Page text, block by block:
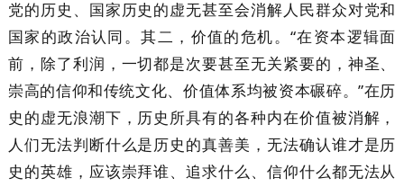
党的历史、国家历史的虚无甚至会消解人民群众对党和
国家的政治认同。其二，价值的危机。“在资本逻辑面
前，除了利润，一切都是次要甚至无关紧要的，神圣、
崇高的信仰和传统文化、价值体系均被资本碾碎。”在历
史的虚无浪潮下，历史所具有的各种内在价值被消解，
人们无法判断什么是历史的真善美，无法确认谁才是历
史的英雄，应该崇拜谁、追求什么、信仰什么都无法从